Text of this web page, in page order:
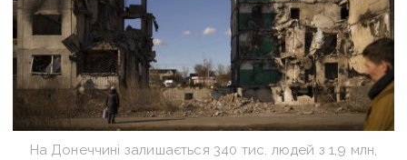
На Донеччині залишається 340 тис. людей з 1,9 млн,